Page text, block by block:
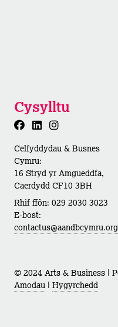
Cysylltu
Celfyddydau & Busnes
Cymru:
16 Stryd yr Amgueddfa,
Caerdydd CF10 3BH
Rhif ffôn: 029 2030 3023
E-bost:
© 2024 Arts & Business |
Amodau | Hygyrchedd